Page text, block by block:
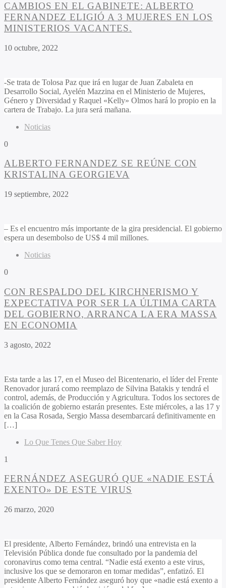
CAMBIOS EN EL GABINETE: ALBERTO
FERNANDEZ ELIGIÓ A 3 MUJERES EN LOS
MINISTERIOS VACANTES.
10 octubre, 2022
-Se trata de Tolosa Paz que irá en lugar de Juan Zabaleta en
Desarrollo Social, Ayelén Mazzina en el Ministerio de Mujeres,
Género y Diversidad y Raquel «Kelly» Olmos hará lo propio en la
cartera de Trabajo. La jura será mañana.
Noticias
0
ALBERTO FERNANDEZ SE REÚNE CON
KRISTALINA GEORGIEVA
19 septiembre, 2022
– Es el encuentro más importante de la gira presidencial. El gobierno
espera un desembolso de US$ 4 mil millones.
Noticias
0
CON RESPALDO DEL KIRCHNERISMO Y
EXPECTATIVA POR SER LA ÚLTIMA CARTA
DEL GOBIERNO, ARRANCA LA ERA MASSA
EN ECONOMIA
3 agosto, 2022
Esta tarde a las 17, en el Museo del Bicentenario, el líder del Frente
Renovador jurará como reemplazo de Silvina Batakis y tendrá el
control, además, de Producción y Agricultura. Todos los sectores de
la coalición de gobierno estarán presentes. Este miércoles, a las 17 y
en la Casa Rosada, Sergio Massa desembarcará definitivamente en
[…]
Lo Que Tenes Que Saber Hoy
1
FERNÁNDEZ ASEGURÓ QUE «NADIE ESTÁ
EXENTO» DE ESTE VIRUS
26 marzo, 2020
El presidente, Alberto Fernández, brindó una entrevista en la
Televisión Pública donde fue consultado por la pandemia del
coronavirus como tema central. “Nadie está exento a este virus,
inclusive los que se demoraron en tomar medidas”, enfatizó. El
presidente Alberto Fernández aseguró hoy que «nadie está exento a